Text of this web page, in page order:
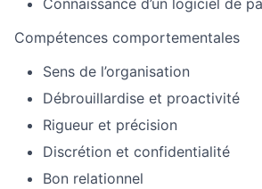
Connaissance d’un logiciel de
Compétences comportementales
Sens de l’organisation
Débrouillardise et proactivité
Rigueur et précision
Discrétion et confidentialité
Bon relationnel